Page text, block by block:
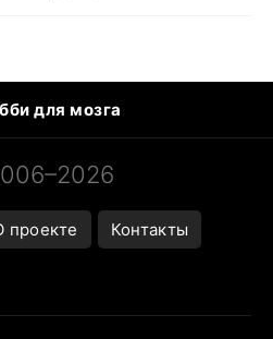
для мозга
в океанариуме
проекте Контакты